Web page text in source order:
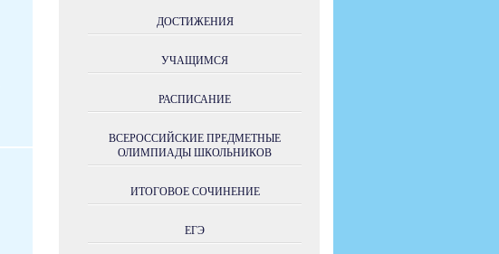
ДОСТИЖЕНИЯ
УЧАЩИМСЯ
РАСПИСАНИЕ
ВСЕРОССИЙСКИЕ ПРЕДМЕТНЫЕ
ОЛИМПИАДЫ ШКОЛЬНИКОВ
ИТОГОВОЕ СОЧИНЕНИЕ
ЕГЭ